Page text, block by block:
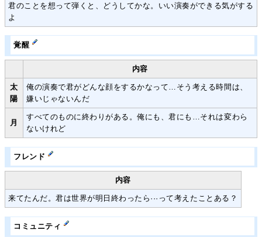
君のことを想って弾くと、どうしてかな。いい演奏ができる気がする
よ
覚醒
内容
太
陽
俺の演奏で君がどんな顔をするかなって…そう考える時間は、
嫌いじゃないんだ
月
すべてのものに終わりがある。俺にも、君にも…それは変わら
ないけれど
フレンド
内容
来てたんだ。君は世界が明日終わったら···って考えたことある？
コミュニティ